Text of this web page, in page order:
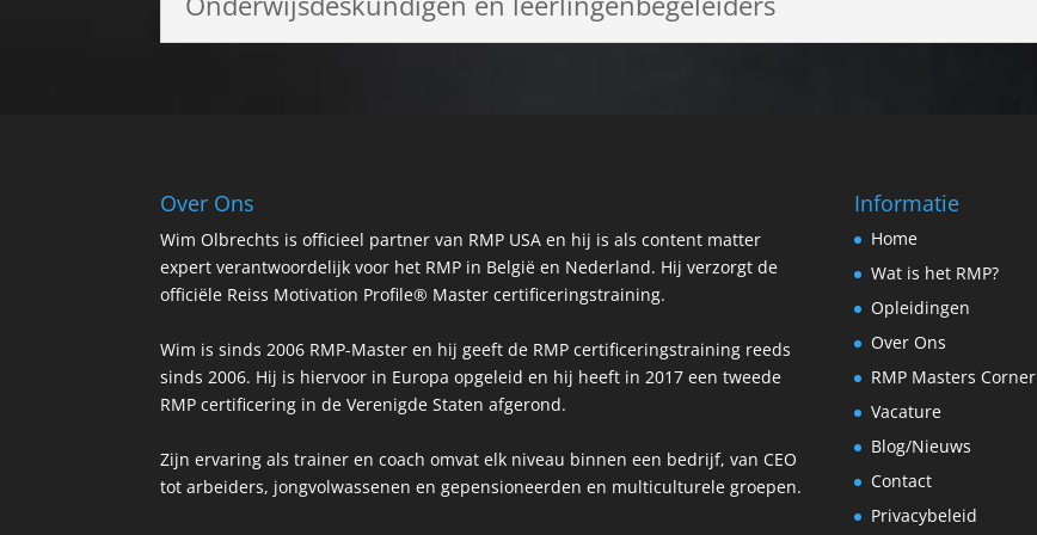
Over Ons
Wim Olbrechts is officieel partner van RMP USA en hij is als content matter
expert verantwoordelijk voor het RMP in België en Nederland. Hij verzorgt de
officiële Reiss Motivation Profile® Master certificeringstraining.
Wim is sinds 2006 RMP-Master en hij geeft de RMP certificeringstraining reeds
sinds 2006. Hij is hiervoor in Europa opgeleid en hij heeft in 2017 een tweede
RMP certificering in de Verenigde Staten afgerond.
Zijn ervaring als trainer en coach omvat elk niveau binnen een bedrijf, van CEO
tot arbeiders, jongvolwassenen en gepensioneerden en multiculturele groepen.
Informatie
Home
Wat is het RMP?
Opleidingen
Over Ons
RMP Masters Corner
Vacature
Blog/Nieuws
Contact
Privacybeleid